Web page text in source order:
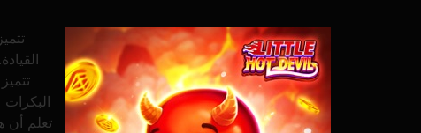
تعلم أن